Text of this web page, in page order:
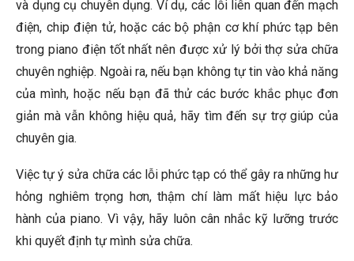
và dụng cụ chuyên dụng. Ví dụ, các lỗi liên quan đến mạch
điện, chip điện tử, hoặc các bộ phận cơ khí phức tạp bên
trong piano điện tốt nhất nên được xử lý bởi thợ sửa chữa
chuyên nghiệp. Ngoài ra, nếu bạn không tự tin vào khả năng
của mình, hoặc nếu bạn đã thử các bước khắc phục đơn
giản mà vẫn không hiệu quả, hãy tìm đến sự trợ giúp của
chuyên gia.
Việc tự ý sửa chữa các lỗi phức tạp có thể gây ra những hư
hỏng nghiêm trọng hơn, thậm chí làm mất hiệu lực bảo
hành của piano. Vì vậy, hãy luôn cân nhắc kỹ lưỡng trước
khi quyết định tự mình sửa chữa.